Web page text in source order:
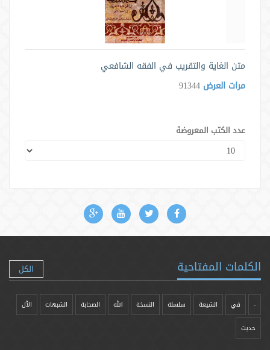
متن الغاية والتقريب في الفقه الشافعي
مرات العرض 91344
عدد الكتب المعروضة
الكلمات المفتاحية الكل
- في الشيعة سلسلة النسخة الله الصحابة الشبهات الآل
حدیث